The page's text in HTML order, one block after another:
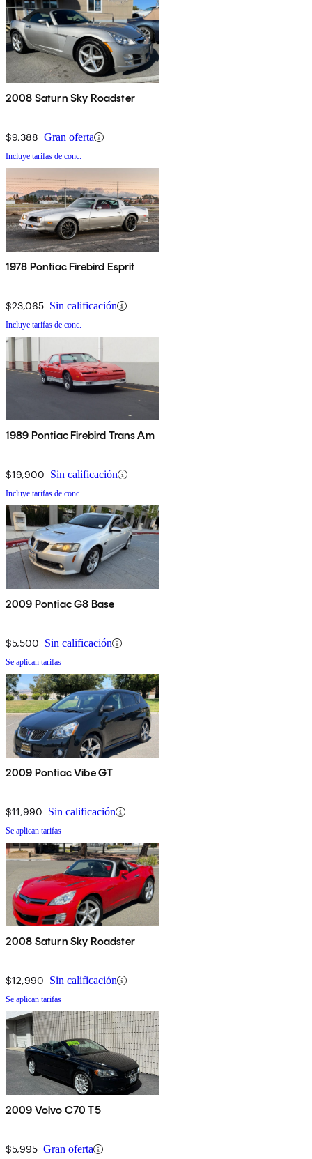
2008 Saturn Sky Roadster
$9,388 Gran oferta
Incluye tarifas de conc.
1978 Pontiac Firebird Esprit
$23,065 Sin calificación
Incluye tarifas de conc.
1989 Pontiac Firebird Trans Am
$19,900 Sin calificación
Incluye tarifas de conc.
2009 Pontiac G8 Base
$5,500 Sin calificación
Se aplican tarifas
2009 Pontiac Vibe GT
$11,990 Sin calificación
Se aplican tarifas
2008 Saturn Sky Roadster
$12,990 Sin calificación
Se aplican tarifas
2009 Volvo C70 T5
$5,995 Gran oferta